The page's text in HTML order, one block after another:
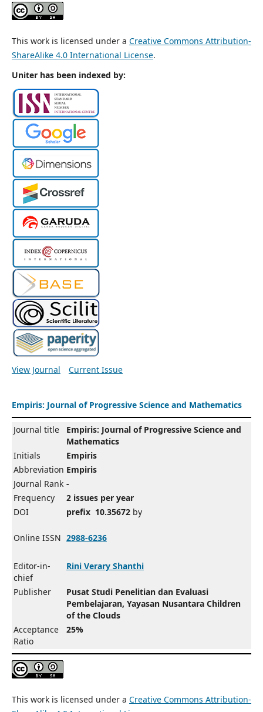
This work is licensed under a Creative Commons Attribution-
ShareAlike 4.0 International License.
Uniter has been indexed by:
View Journal Current Issue
Empiris: Journal of Progressive Science and Mathematics
Journal title
Empiris: Journal of Progressive Science and
Mathematics
Initials
Empiris
Abbreviation Empiris
Journal Rank -
Frequency
2 issues per year
DOI
prefix 10.35672 by
Online ISSN 2988-6236
Editor-in-
chief
Rini Verary Shanthi
Publisher
Pusat Studi Penelitian dan Evaluasi
Pembelajaran, Yayasan Nusantara Children
of the Clouds
Acceptance
Ratio
25%
This work is licensed under a Creative Commons Attribution-